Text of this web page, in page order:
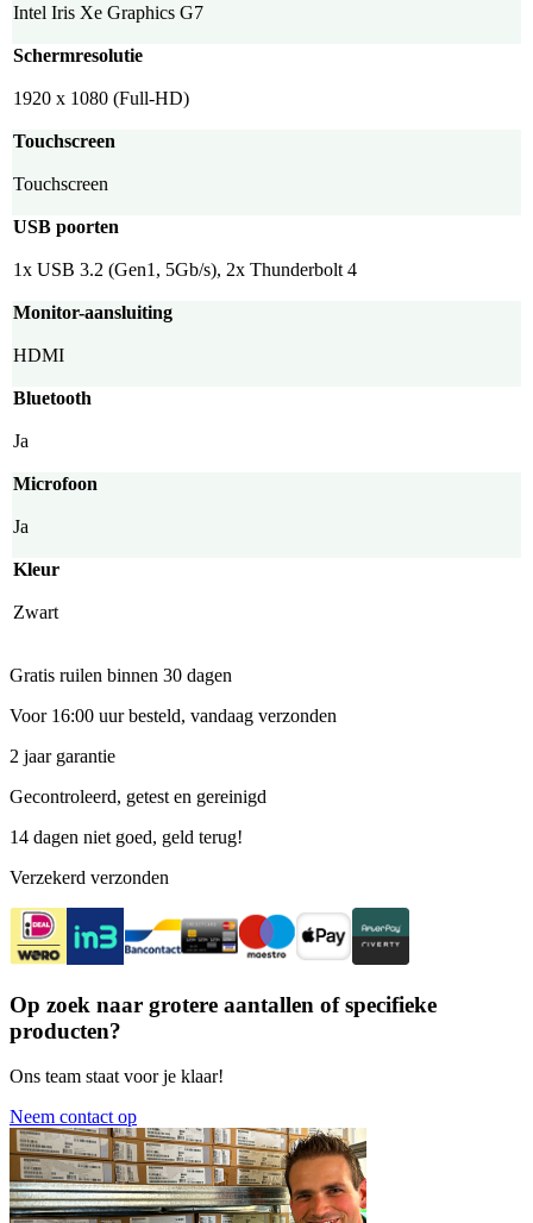
Intel Iris Xe Graphics G7
Schermresolutie
1920 x 1080 (Full-HD)
Touchscreen
Touchscreen
USB poorten
1x USB 3.2 (Gen1, 5Gb/s), 2x Thunderbolt 4
Monitor-aansluiting
HDMI
Bluetooth
Ja
Microfoon
Ja
Kleur
Zwart
Gratis ruilen binnen 30 dagen
Voor 16:00 uur besteld, vandaag verzonden
2 jaar garantie
Gecontroleerd, getest en gereinigd
14 dagen niet goed, geld terug!
Verzekerd verzonden
Op zoek naar grotere aantallen of specifieke
producten?
Ons team staat voor je klaar!
Neem contact op